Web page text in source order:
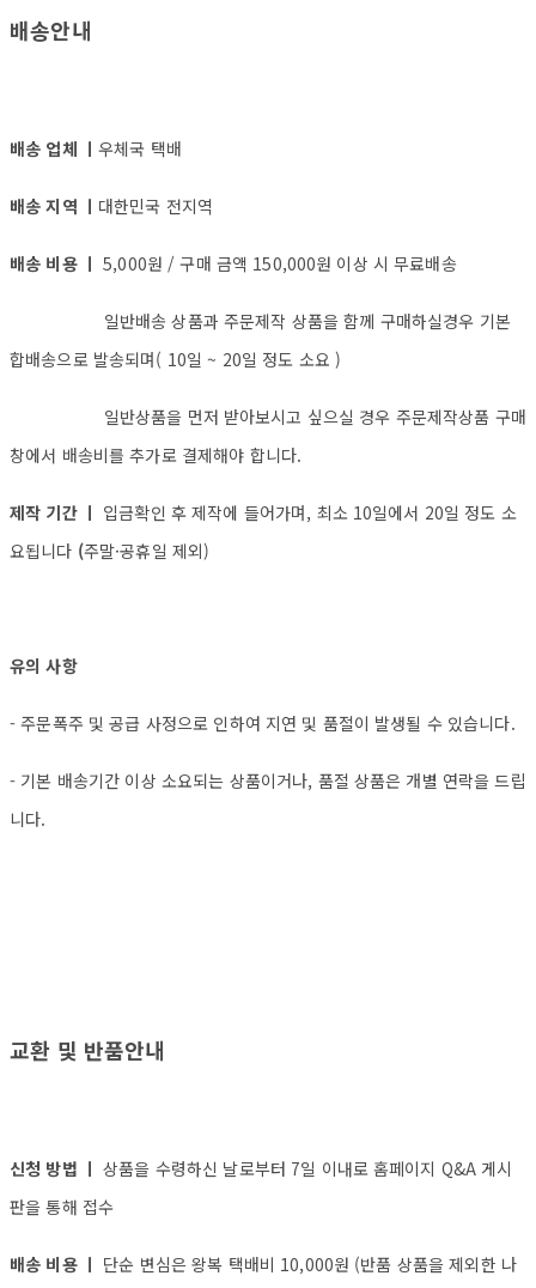
배송안내
배송 업체 ㅣ 우체국 택배
배송 지역 ㅣ 대한민국 전지역
배송 비용 ㅣ5,000원 / 구매 금액 150,000원 이상 시 무료배송
일반배송 상품과 주문제작 상품을 함께 구매하실경우 기본
합배송으로 발송되며( 10일 ~ 20일 정도 소요 )
일반상품을 먼저 받아보시고 싶으실 경우 주문제작상품 구매
창에서 배송비를 추가로 결제해야 합니다.
제작 기간 ㅣ 입금확인 후 제작에 들어가며, 최소 10일에서 20일 정도 소
요됩니다 (주말·공휴일 제외)
유의 사항
- 주문폭주 및 공급 사정으로 인하여 지연 및 품절이 발생될 수 있습니다.
- 기본 배송기간 이상 소요되는 상품이거나, 품절 상품은 개별 연락을 드립
니다.
교환 및 반품안내
신청 방법 ㅣ상품을 수령하신 날로부터 7일 이내로 홈페이지 Q&A 게시
판을 통해 접수
배송 비용 ㅣ 단순 변심은 왕복 택배비 10,000원 (반품 상품을 제외한 나